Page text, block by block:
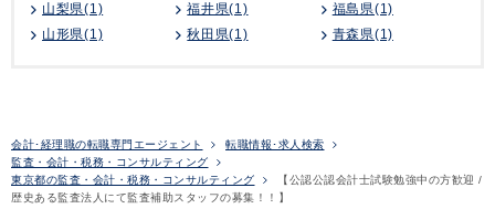
山梨県(1)
福井県(1)
福島県(1)
山形県(1)
秋田県(1) 青森県(1)
会計･経理職の転職専門エージェント
転職情報･求人検索
監査・会計・税務・コンサルティング
東京都の監査・会計・税務・コンサルティング
【公認公認会計士試験勉強中の方歓迎 /
歴史ある監査法人にて監査補助スタッフの募集！！】